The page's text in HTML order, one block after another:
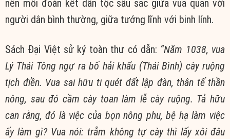
nên mối đoàn kết dân tộc sâu sắc giữa vua quan với
người dân bình thường, giữa tướng lĩnh với binh lính.
Sách Đại Việt sử ký toàn thư có dẫn: “Năm 1038, vua
Lý Thái Tông ngự ra bố hải khẩu (Thái Bình) cày ruộng
tịch điền. Vua sai hữu ti quét đất lập đàn, thân tế thần
nông, sau đó cầm cày toan làm lễ cày ruộng. Tả hữu
can rằng, đó là việc của bọn nông phu, bệ hạ làm việc
ấy làm gì? Vua nói: trẫm không tự cày thì lấy xôi đâu